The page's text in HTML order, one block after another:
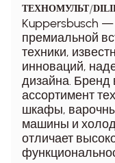
ТЕХНОМУЛЬТ/
Kuppersbusch
премиальной
техники,
инноваций,
дизайна. Бренд
ассортимент
шкафы,
машины и
отличает